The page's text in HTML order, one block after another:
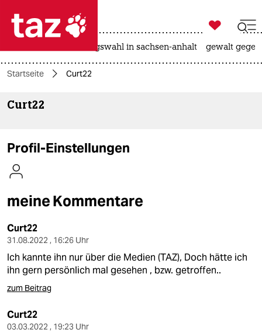
 taz zahl ich
themen
kultur
sport
berlin
nord
wahrheit

taz zahl ich
landtagswahl in sachsen-anhalt gewalt
Startseite Curt22
Curt22
Profil-Einstellungen
meine Kommentare
Curt22
31.08.2022 , 16:26 Uhr
Ich kannte ihn nur über die Medien (TAZ), Doch hätte ich
ihn gern persönlich mal gesehen , bzw. getroffen..
zum Beitrag
Curt22
03.03.2022 , 19:23 Uhr